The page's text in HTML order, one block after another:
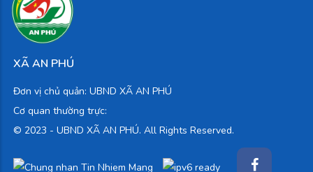
XÃ AN PHÚ
Đơn vị chủ quản: UBND XÃ AN PHÚ
Cơ quan thường trực:
© 2023 - UBND XÃ AN PHÚ. All Rights Reserved.